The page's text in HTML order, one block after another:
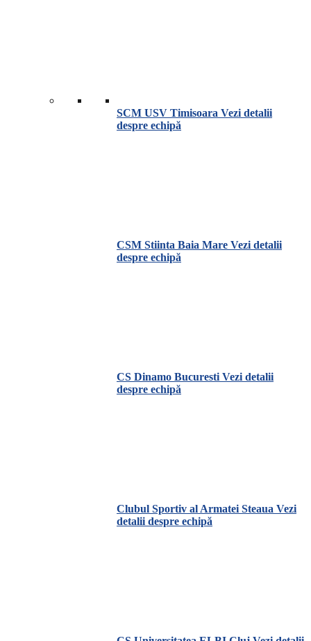
SCM USV Timisoara Vezi detalii
despre echipă
CSM Stiinta Baia Mare Vezi detalii
despre echipă
CS Dinamo Bucuresti Vezi detalii
despre echipă
Clubul Sportiv al Armatei Steaua Vezi
detalii despre echipă